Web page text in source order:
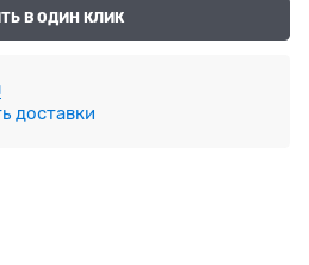
В ОДИН КЛИК
доставки